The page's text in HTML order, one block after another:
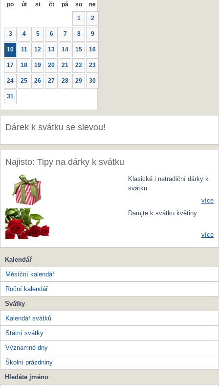
po út st čt pá so ne
1 2
3 4 5 6 7 8 9
10 11 12 13 14 15 16
17 18 19 20 21 22 23
24 25 26 27 28 29 30
31
Dárek k svátku se slevou!
Najisto: Tipy na dárky k svátku
Klasické i netradiční dárky k
svátku
více
Darujte k svátku květiny
více
Kalendář
Měsíční kalendář
Roční kalendář
Svátky
Kalendář svátků
Státní svátky
Významné dny
Školní prázdniny
Hledáte jméno